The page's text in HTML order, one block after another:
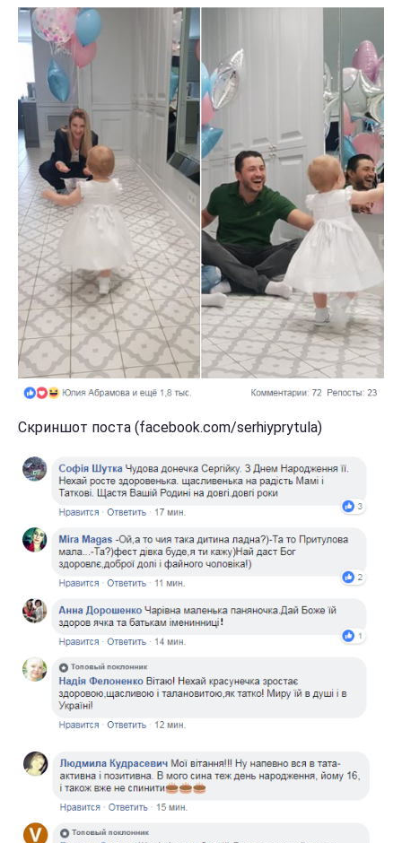
Скриншот поста (facebook.com/serhiyprytula)